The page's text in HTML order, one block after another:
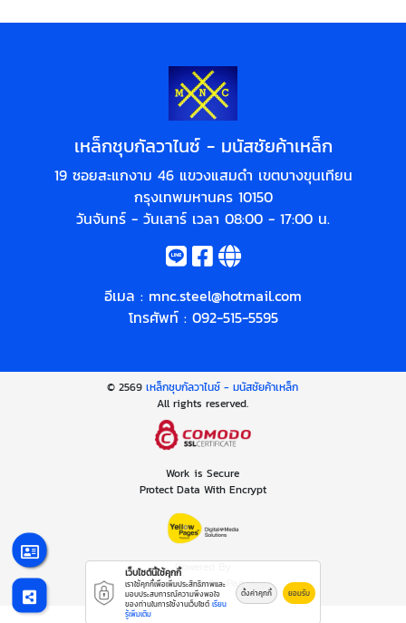
เหล็กชุบกัลวาไนซ์ - มนัสชัยค้าเหล็ก
19 ซอยสะแกงาม 46 แขวงแสมดำ เขตบางขุนเทียน
กรุงเทพมหานคร 10150
วันจันทร์ - วันเสาร์ เวลา 08:00 - 17:00 น.
อีเมล : mnc.steel@hotmail.com
โทรศัพท์ : 092-515-5595
© 2569เหล็กชุบกัลวาไนซ์ - มนัสชัยค้าเหล็ก
All rights reserved.
Work is Secure
Protect Data With Encrypt
Powered By
Thailand YellowPages
เว็บไซต์นี้ใช้คุกกี้
เราใช้คุกกี้เพื่อเพิ่มประสิทธิภาพและ
มอบประสบการณ์ความพึงพอใจ
ของท่านในการใช้งานเว็บไซต์ เรียน
รู้เพิ่มเติม
ตั้งค่าคุกกี้ ยอมรับ